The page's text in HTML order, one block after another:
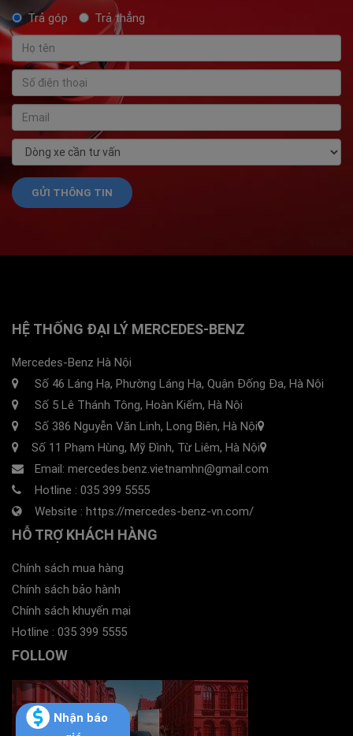
Nhận báo
Trả góp
Trả thẳng
HỆ THỐNG ĐẠI LÝ MERCEDES-BENZ
Mercedes-Benz Hà Nội
Số 46 Láng Hạ, Phường Láng Hạ, Quận Đống Đa, Hà Nội
Số 5 Lê Thánh Tông, Hoàn Kiếm, Hà Nội
Số 386 Nguyễn Văn Linh, Long Biên, Hà Nội
Số 11 Phạm Hùng, Mỹ Đình, Từ Liêm, Hà Nội
Email: mercedes.benz.vietnamhn@gmail.com
Hotline : 035 399 5555
Website : https://mercedes-benz-vn.com/
HỖ TRỢ KHÁCH HÀNG
Chính sách mua hàng
Chính sách bảo hành
Chính sách khuyến mại
Hotline : 035 399 5555
FOLLOW